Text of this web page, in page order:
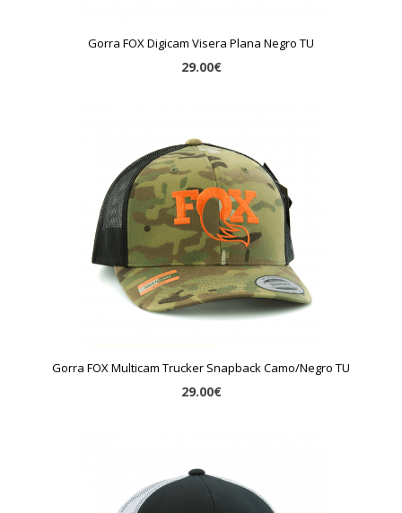
Gorra FOX Digicam Visera Plana Negro TU
29.00€
Gorra FOX Multicam Trucker Snapback Camo/Negro TU
29.00€